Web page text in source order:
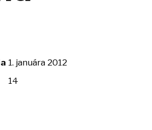
1. januára 2012
14